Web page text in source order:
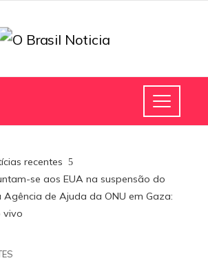
recentes
se aos EUA na suspensão do
de Ajuda da ONU em Gaza:
vivo